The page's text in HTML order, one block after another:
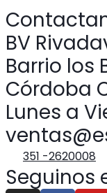
BV
Barrio los
Córdoba
Lunes a
351 -2620008
Seguinos